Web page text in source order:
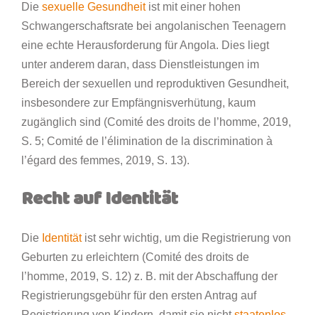
Die sexuelle Gesundheitist mit einer hohen
Schwangerschaftsrate bei angolanischen Teenagern
eine echte Herausforderung für Angola. Dies liegt
unter anderem daran, dass Dienstleistungen im
Bereich der sexuellen und reproduktiven Gesundheit,
insbesondere zur Empfängnisverhütung, kaum
zugänglich sind (Comité des droits de l’homme, 2019,
S. 5; Comité de l’élimination de la discrimination à
l’égard des femmes, 2019, S. 13).
Recht auf Identität
Die Identitätist sehr wichtig, um die Registrierung von
Geburten zu erleichtern (Comité des droits de
l’homme, 2019, S. 12) z. B. mit der Abschaffung der
Registrierungsgebühr für den ersten Antrag auf